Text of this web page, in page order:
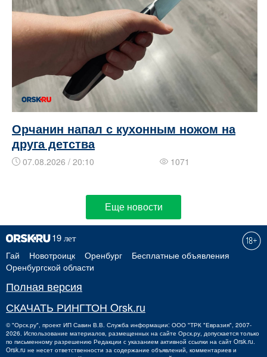
Орчанин напал с кухонным ножом на
друга детства
07.08.2026 / 20:10 1071
Еще новости
Гай Новотроицк Оренбург
Бесплатные объявления
Оренбургской области
Полная версия
СКАЧАТЬ РИНГТОН Orsk.ru
©"Орск.ру" , проект ИП Савин В.В. Служба информации: ООО "ТРК "Евразия", 2007-
2026. Использование материалов, размещенных на сайте Орск.ру, допускается только
по письменному разрешению Редакции с указанием активной ссылки на сайт Orsk.ru.
Orsk.ru не несет ответственности за содержание объявлений, комментариев и